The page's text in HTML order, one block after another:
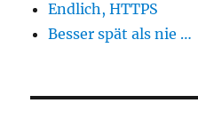
Endlich, HTTPS
Besser spät als nie …